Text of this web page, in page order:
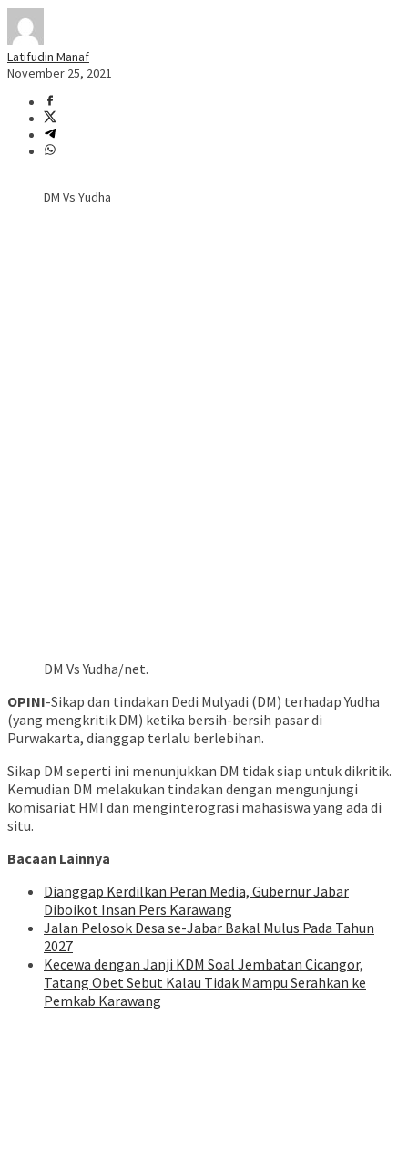
Latifudin Manaf
November 25, 2021
DM Vs Yudha
DM Vs Yudha/net.
OPINI-Sikap dan tindakan Dedi Mulyadi (DM) terhadap Yudha
(yang mengkritik DM) ketika bersih-bersih pasar di
Purwakarta, dianggap terlalu berlebihan.
Sikap DM seperti ini menunjukkan DM tidak siap untuk dikritik.
Kemudian DM melakukan tindakan dengan mengunjungi
komisariat HMI dan menginterograsi mahasiswa yang ada di
situ.
Bacaan Lainnya
Dianggap Kerdilkan Peran Media, Gubernur Jabar
Diboikot Insan Pers Karawang
Jalan Pelosok Desa se-Jabar Bakal Mulus Pada Tahun
2027
Kecewa dengan Janji KDM Soal Jembatan Cicangor,
Tatang Obet Sebut Kalau Tidak Mampu Serahkan ke
Pemkab Karawang